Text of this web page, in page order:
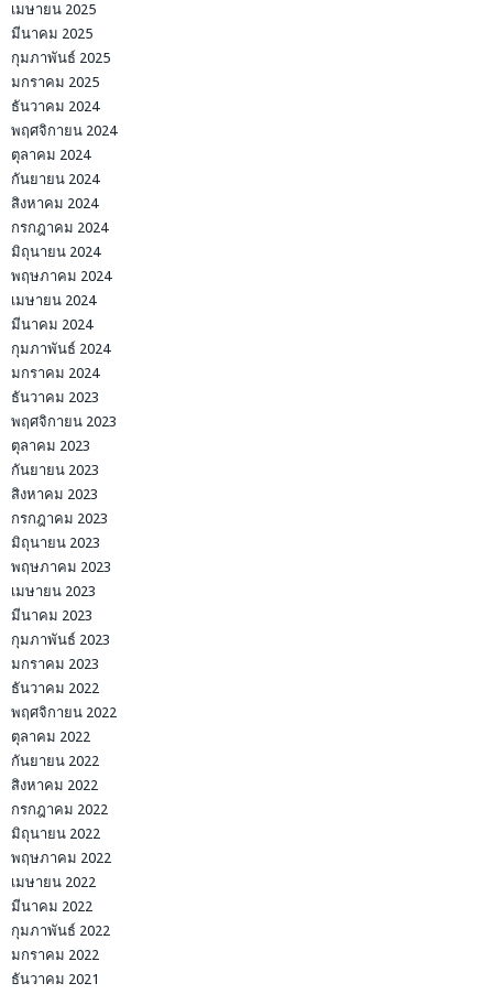
เมษายน 2025
มีนาคม 2025
กุมภาพันธ์ 2025
มกราคม 2025
ธันวาคม 2024
พฤศจิกายน 2024
ตุลาคม 2024
กันยายน 2024
สิงหาคม 2024
กรกฎาคม 2024
มิถุนายน 2024
พฤษภาคม 2024
เมษายน 2024
มีนาคม 2024
กุมภาพันธ์ 2024
มกราคม 2024
ธันวาคม 2023
พฤศจิกายน 2023
ตุลาคม 2023
กันยายน 2023
สิงหาคม 2023
กรกฎาคม 2023
มิถุนายน 2023
พฤษภาคม 2023
เมษายน 2023
มีนาคม 2023
กุมภาพันธ์ 2023
มกราคม 2023
ธันวาคม 2022
พฤศจิกายน 2022
ตุลาคม 2022
กันยายน 2022
สิงหาคม 2022
กรกฎาคม 2022
มิถุนายน 2022
พฤษภาคม 2022
เมษายน 2022
มีนาคม 2022
กุมภาพันธ์ 2022
มกราคม 2022
ธันวาคม 2021